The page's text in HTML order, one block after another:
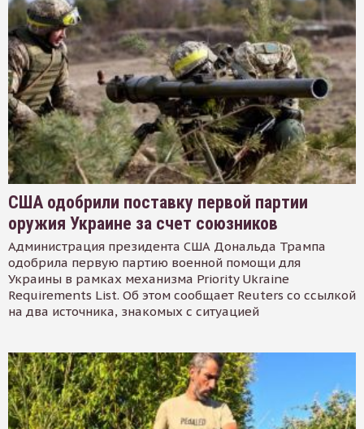
США одобрили поставку первой партии
оружия Украине за счет союзников
Администрация президента США Дональда Трампа
одобрила первую партию военной помощи для
Украины в рамках механизма Priority Ukraine
Requirements List. Об этом сообщает Reuters со ссылкой
на два источника, знакомых с ситуацией